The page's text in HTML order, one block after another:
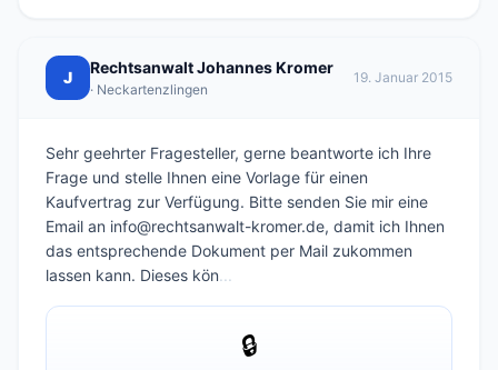
J
Rechtsanwalt Johannes Kromer
· Neckartenzlingen
19. Januar 2015
Sehr geehrter Fragesteller, gerne beantworte ich Ihre
Frage und stelle Ihnen eine Vorlage für einen
Kaufvertrag zur Verfügung. Bitte senden Sie mir eine
Email an info@rechtsanwalt-kromer.de, damit ich Ihnen
das entsprechende Dokument per Mail zukommen
lassen kann. Dieses kön...
🔒